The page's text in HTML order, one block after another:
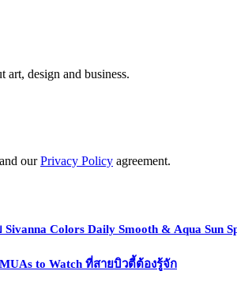
art, design and business.
ourPrivacy Policy agreement.
Colors Daily Smooth & Aqua Sun
to Watch ที่สายบิวตี้ต้องรู้จัก